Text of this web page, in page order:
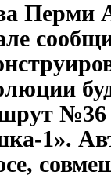
Перми
№36
1».